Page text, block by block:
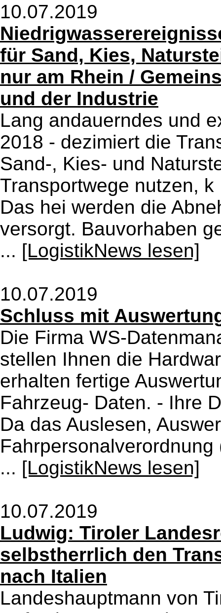
10.07.2019
für Sand, Kies,
nur am Rhein /
und der Industrie
Lang andauerndes und
2018 - dezimiert die
Sand-, Kies- und
Transportwege nutzen,
Das hei werden die
versorgt. Bauvorhaben
... [LogistikNews lesen]
10.07.2019
Schluss mit
Die Firma WS-
stellen Ihnen die
erhalten fertige
Fahrzeug- Daten. - Ihre
Da das Auslesen,
... [LogistikNews lesen]
10.07.2019
Ludwig: Tiroler
selbstherrlich den
nach Italien
Landeshauptmann von